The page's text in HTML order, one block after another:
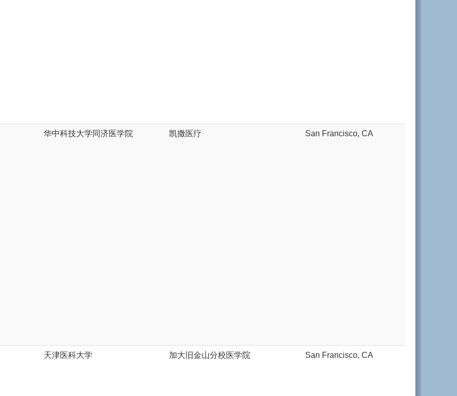
华中科技大学同济医学院 凯撒医疗 San Francisco, CA
天津医科大学 加大旧金山分校医学院 San Francisco, CA